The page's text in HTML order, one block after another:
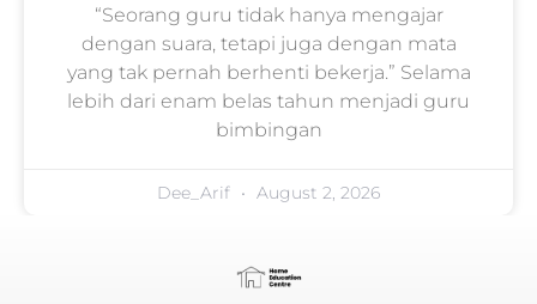
“Seorang guru tidak hanya mengajar
dengan suara, tetapi juga dengan mata
yang tak pernah berhenti bekerja.” Selama
lebih dari enam belas tahun menjadi guru
bimbingan
Dee_Arif August 2, 2026